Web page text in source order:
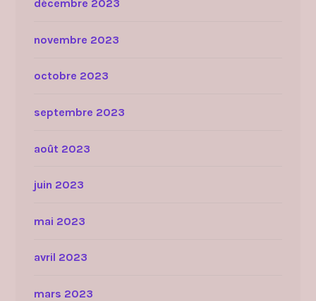
décembre 2023
novembre 2023
octobre 2023
septembre 2023
août 2023
juin 2023
mai 2023
avril 2023
mars 2023